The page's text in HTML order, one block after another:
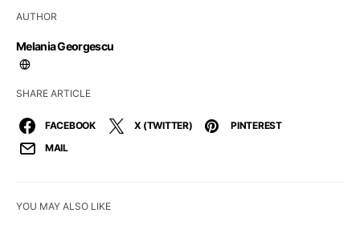
AUTHOR
Melania Georgescu
SHARE ARTICLE
FACEBOOK X (TWITTER)
PINTEREST
MAIL
YOU MAY ALSO LIKE